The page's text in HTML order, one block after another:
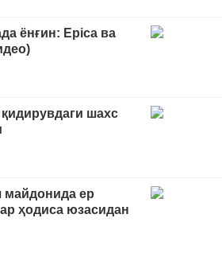
ёнғин: Epica ва
шахс
майдонида ер
ҳодиса юзасидан